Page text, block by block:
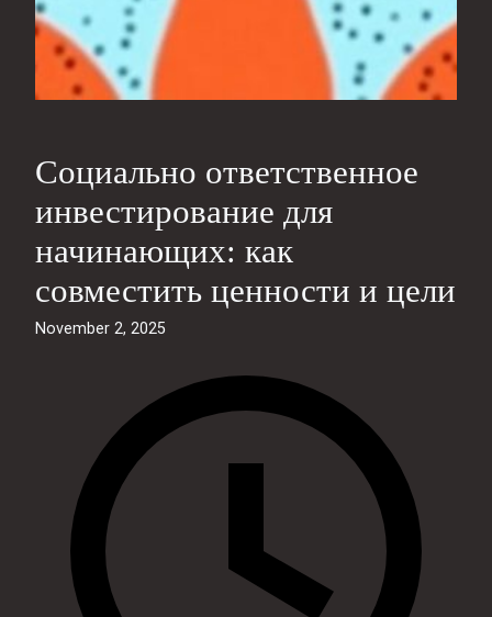
Социально ответственное
инвестирование для
начинающих: как
совместить ценности и цели
November 2, 2025